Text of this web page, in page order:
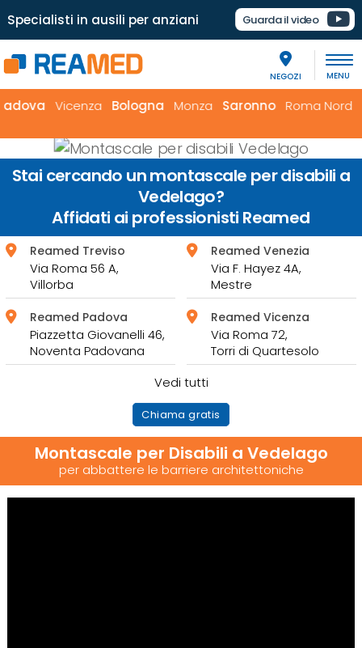
Specialisti in ausili per anziani Guarda il video
NEGOZI
VicenzaBolognaMonzaSaronnoRoma Nord
Stai cercando un montascale per disabili a
Vedelago?
Affidati ai professionisti Reamed
Reamed Treviso
Via Roma 56 A,
Villorba
Reamed Venezia
Via F. Hayez 4A,
Mestre
Reamed Padova
Piazzetta Giovanelli 46,
Noventa Padovana
Reamed Vicenza
Via Roma 72,
Torri di Quartesolo
Vedi tutti
Chiama gratis
Montascale per Disabili a Vedelago
per abbattere le barriere architettoniche